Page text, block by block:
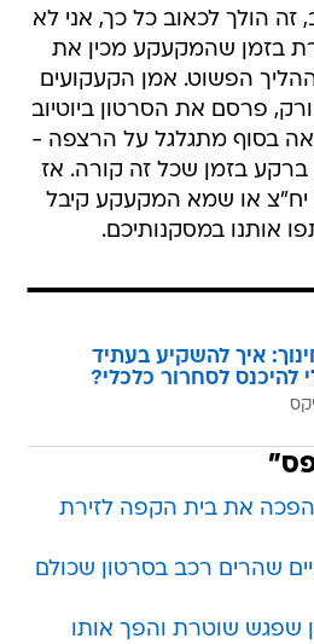
זה הולך לכאוב כל כך, אני לא
בזמן שהמקעקע מכין את
הפשוט. אמן הקעקועים
פרסם את הסרטון ביוטיוב
בסוף מתגלגל על הרצפה -
בזמן שכל זה קורה. אז
יח"צ או שמא המקעקע קיבל
אותנו במסקנותיכם.
איך להשקיע בעתיד
להיכנס לסחרור כלכלי?
הפכה את בית הקפה לזירת
שהרים רכב בסרטון שכולם
שפגש שוטרת והפך אותו